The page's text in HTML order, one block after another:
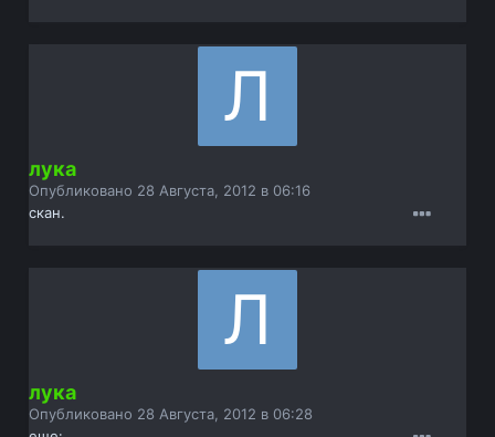
лука
Опубликовано 28 Августа, 2012 в 06:16
скан.
лука
Опубликовано 28 Августа, 2012 в 06:28